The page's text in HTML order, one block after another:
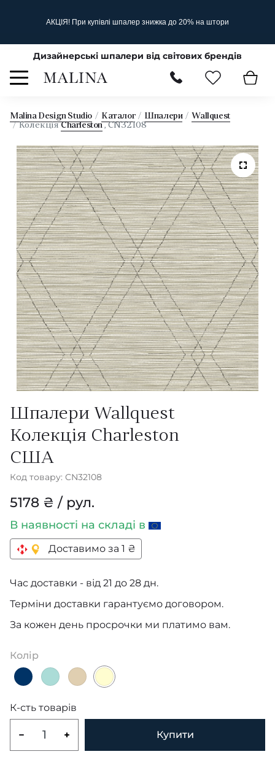
АКЦІЯ! При купівлі шпалер знижка до 20% на штори
Дизайнерські шпалери від світових брендів
Malina Design Studio Каталог Шпалери
Wallquest
Колекція Charleston , CN32108
Шпалери Wallquest
Колекція Charleston
США
Код товару: CN32108
5178 ₴ / рул.
В наявності на складі в
Доставимо за 1 ₴
Час доставки - від 21 до 28 дн.
Терміни доставки гарантуємо договором.
За кожен день просрочки ми платимо вам.
Колір
К-сть товарів
Купити